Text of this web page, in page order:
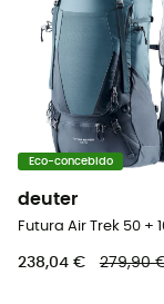
Eco-concebido
deuter
238,04 € 279,90